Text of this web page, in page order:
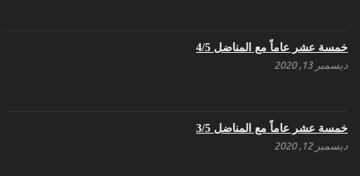
تنويه صادر عن المكتب الإعلامي لحزب اليسار
بطاقة تهنئة – حزب اليسار الديمقراطي
خمسة عشر عاماً مع المناضل 4/5
ديسمبر 13, 2020
خمسة عشر عاماً مع المناضل 3/5
ديسمبر 12, 2020